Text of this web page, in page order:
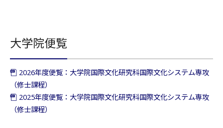
大学院便覧
2026年度便覧：大学院国際文化研究科国際文化システム専攻
（修士課程）
2025年度便覧：大学院国際文化研究科国際文化システム専攻
（修士課程）